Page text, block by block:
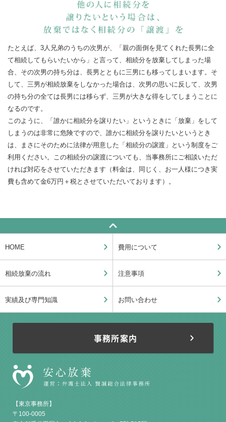
たとえば、3人兄弟のうちの次男が、「親の面倒を見てくれた長男に全
て相続してもらいたいから」と言って、相続分を放棄してしまった場
合、その次男の持ち分は、長男とともに三男にも移ってしまいます。そ
して、三男が相続放棄をしなかった場合は、次男の思いに反して、次男
の持ち分の全ては長男には移らず、三男が大きな得をしてしまうことに
なるのです。
このように、「誰かに相続分を譲りたい」というときに「放棄」をして
しまうのは非常に危険ですので、誰かに相続分を譲りたいというとき
は、まさにそのために法律が用意した「相続分の譲渡」という制度をご
利用ください。この相続分の譲渡についても、当事務所にご相談いただ
ければ対応をさせていただきます（料金は、同じく、お一人様につき実
費も含めて金6万円＋税とさせていただいております）。
HOME 費用について
相続放棄の流れ 注意事項
実績及び専門知識 お問い合わせ
事務所案内
【東京事務所】
〒100-0005